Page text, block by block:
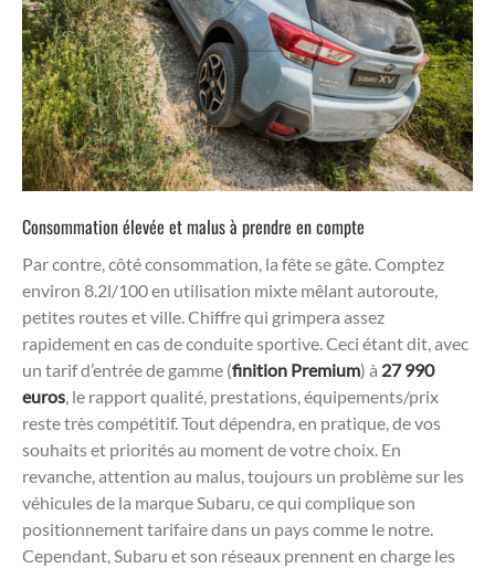
Consommation élevée et malus à prendre en compte
Par contre, côté consommation, la fête se gâte. Comptez
environ 8.2l/100 en utilisation mixte mêlant autoroute,
petites routes et ville. Chiffre qui grimpera assez
rapidement en cas de conduite sportive. Ceci étant dit, avec
un tarif d’entrée de gamme (finition Premium) à 27 990
euros, le rapport qualité, prestations, équipements/prix
reste très compétitif. Tout dépendra, en pratique, de vos
souhaits et priorités au moment de votre choix. En
revanche, attention au malus, toujours un problème sur les
véhicules de la marque Subaru, ce qui complique son
positionnement tarifaire dans un pays comme le notre.
Cependant, Subaru et son réseaux prennent en charge les